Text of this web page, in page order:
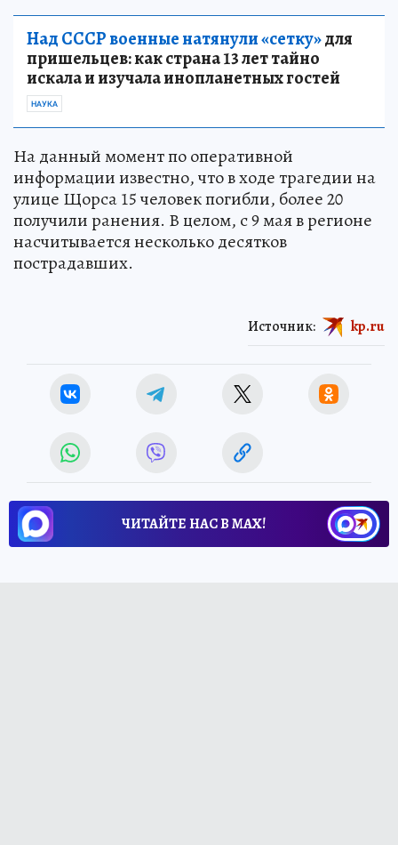
Над СССР военные натянули «сетку»для
пришельцев: как страна 13 лет тайно
искала и изучала инопланетных гостей
НАУКА
На данный момент по оперативной
информации известно, что в ходе трагедии на
улице Щорса 15 человек погибли, более 20
получили ранения. В целом, с 9 мая в регионе
насчитывается несколько десятков
пострадавших.
Источник: kp.ru
ЧИТАЙТЕ НАС В МАХ!